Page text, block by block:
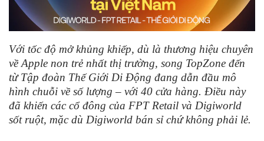
Với tốc độ mở khủng khiếp, dù là thương hiệu chuyên
về Apple non trẻ nhất thị trường, song TopZone đến
từ Tập đoàn Thế Giới Di Động đang dẫn đầu mô
hình chuỗi về số lượng – với 40 cửa hàng. Điều này
đã khiến các cổ đông của FPT Retail và Digiworld
sốt ruột, mặc dù Digiworld bán sỉ chứ không phải lẻ.